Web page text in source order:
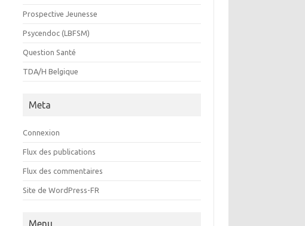
Prospective Jeunesse
Psycendoc (LBFSM)
Question Santé
TDA/H Belgique
Meta
Connexion
Flux des publications
Flux des commentaires
Site de WordPress-FR